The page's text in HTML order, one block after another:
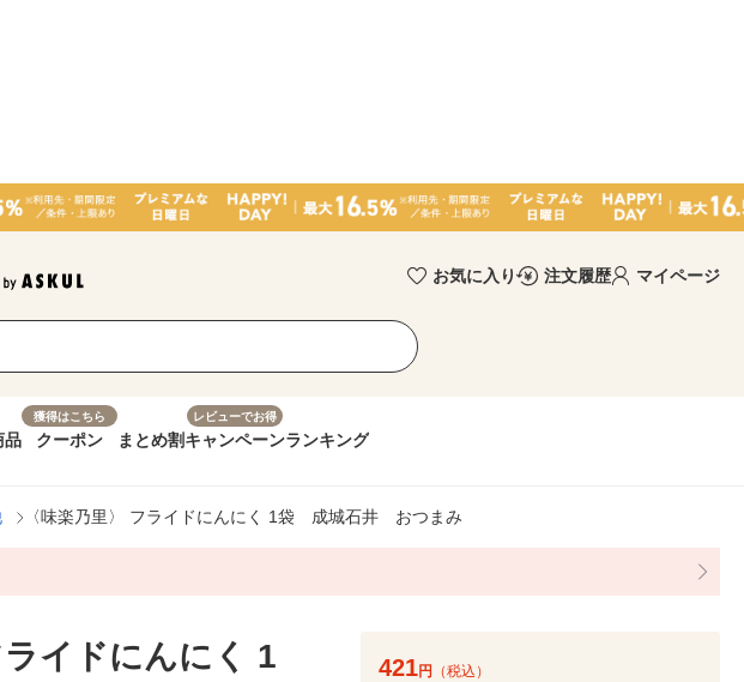
お気に入り 注文履歴 マイページ
品
獲得はこちら
クーポン まとめ割
レビューでお得
キャンペーンランキング
〈味楽乃里〉 フライドにんにく 1袋 成城石井 おつまみ
ライドにんにく 1
421円 （税込）